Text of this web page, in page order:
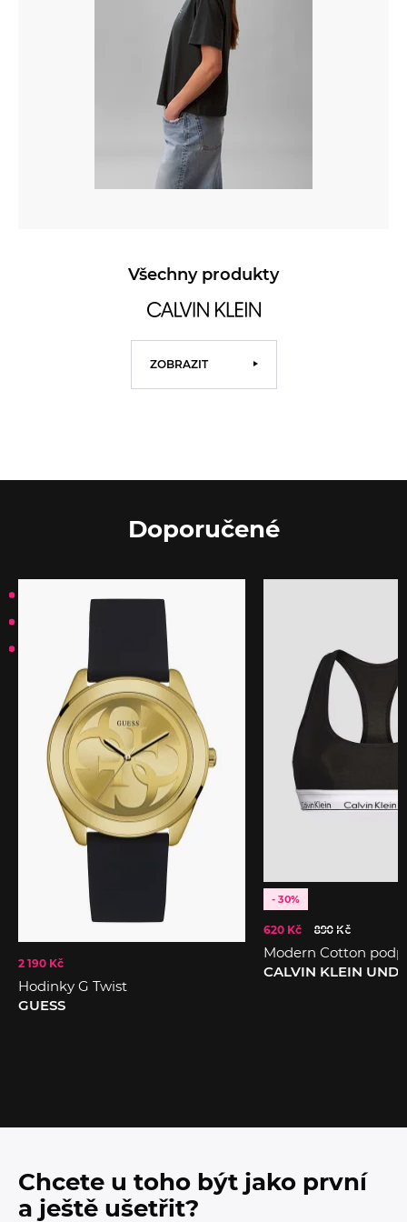
Všechny produkty
ZOBRAZIT
Doporučené
2 190 Kč
Hodinky G Twist
GUESS
- 30%
620 Kč 890 Kč
Modern Cotton
CALVIN KLEIN
Chcete u toho být jako první
a ještě ušetřit?